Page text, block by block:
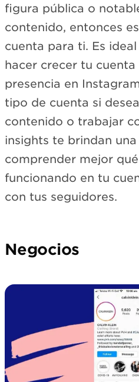
figura pública o
contenido, entonces
cuenta para ti. Es
hacer crecer tu
presencia en
tipo de cuenta si
contenido o trabajar
insights te brindan
comprender mejor
funcionando en tu
con tus seguidores.
Negocios